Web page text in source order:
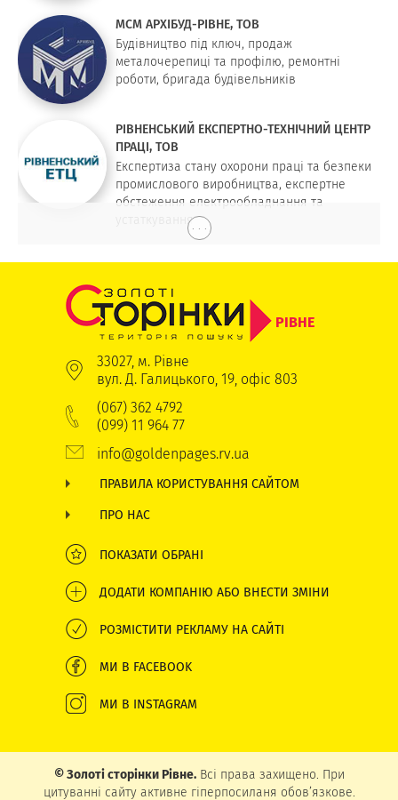
МСМ АРХІБУД-РІВНЕ, ТОВ
Будівництво під ключ, продаж
металочерепиці та профілю, ремонтні
роботи, бригада будівельників
РІВНЕНСЬКИЙ ЕКСПЕРТНО-ТЕХНІЧНИЙ ЦЕНТР
ПРАЦІ, ТОВ
Експертиза стану охорони праці та безпеки
промислового виробництва, експертне
обстеження електрообладнання та
устаткування. . .
РІВНЕ
33027, м. Рівне
вул. Д. Галицького, 19, офіс 803
(067) 362 4792
(099) 11 964 77
info@goldenpages.rv.ua
ПРАВИЛА КОРИСТУВАННЯ САЙТОМ
ПРО НАС
ПОКАЗАТИ ОБРАНІ
ДОДАТИ КОМПАНІЮ АБО ВНЕСТИ ЗМІНИ
РОЗМІСТИТИ РЕКЛАМУ НА САЙТІ
МИ В FACEBOOK
МИ В INSTAGRAM
© Золоті сторінки Рівне.Всі права захищено. При
цитуванні сайту активне гіперпосиланя обов’язкове.